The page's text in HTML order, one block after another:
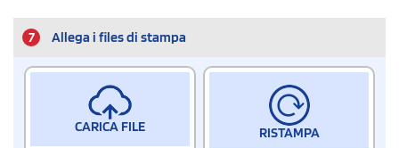
7 Allega i files di stampa
CARICA FILE RISTAMPA